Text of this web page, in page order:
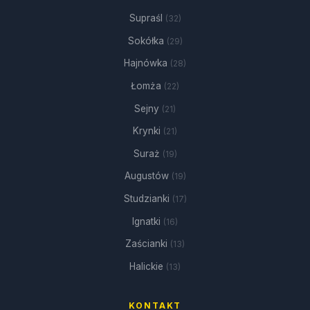
Supraśl (32)
Sokółka (29)
Hajnówka (28)
Łomża (22)
Sejny (21)
Krynki (21)
Suraż (19)
Augustów (19)
Studzianki (17)
Ignatki (16)
Zaścianki (13)
Halickie (13)
KONTAKT